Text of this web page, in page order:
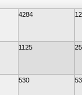
4284
1125
530